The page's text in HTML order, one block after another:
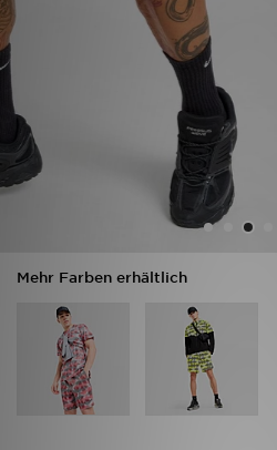
Mehr Farben erhältlich
Filialfinder
Mein JD
Bestellverfolgung
Hilfe & Kontakt
Trending Styles